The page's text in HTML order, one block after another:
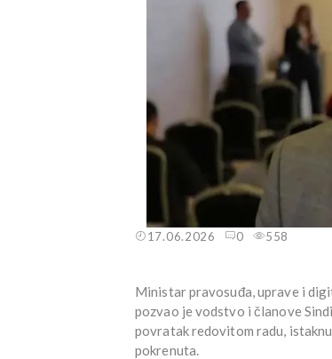
17.06.2026 0 558
Ministar pravosuđa, uprave i
pozvao je vodstvo i članove
povratak redovitom radu,
pokrenuta.